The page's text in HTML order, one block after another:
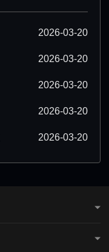
2026-03-20
2026-03-20
2026-03-20
2026-03-20
2026-03-20